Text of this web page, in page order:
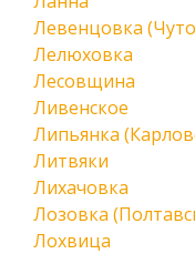
Левенцовка
Лелюховка
Лесовщина
Ливенское
Липьянка
Литвяки
Лихачовка
Лозовка
Лохвица